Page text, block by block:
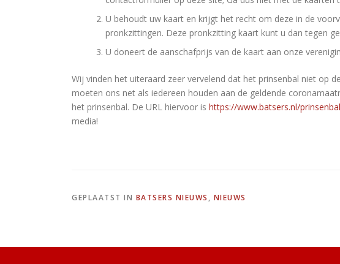
U behoudt uw kaart en krijgt het recht om deze in de
pronkzittingen. Deze pronkzitting kaart kunt u dan tegen
U doneert de aanschafprijs van de kaart aan onze
Wij vinden het uiteraard zeer vervelend dat het prinsenbal niet op
moeten ons net als iedereen houden aan de geldende
het prinsenbal. De URL hiervoor is https://www.batsers.nl/
media!
GEPLAATST IN BATSERS NIEUWS , NIEUWS